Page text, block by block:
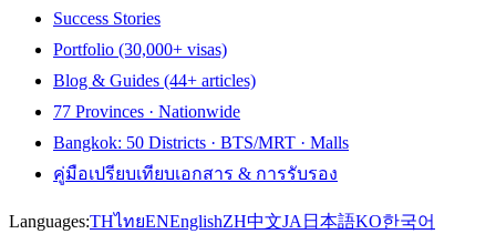
Success Stories
Portfolio (30,000+ visas)
Blog & Guides (44+ articles)
77 Provinces · Nationwide
Bangkok: 50 Districts · BTS/MRT · Malls
คู่มือเปรียบเทียบเอกสาร & การรับรอง
Languages:THไทยENEnglishZH中文JA 日本語KO한국어